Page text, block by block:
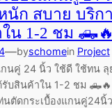
นัก สบาย บริก
น 1-2 ชม 🛻🔥
—byschomein Project
นคู่ 24 นิ้ว ใช้ดี ใช้ทน
รับสินค้าใน 1-2 ชม
ตัดกระเบื้องแกนคู่24นิ้